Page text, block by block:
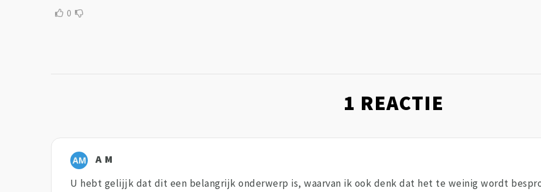
0
1 REACTIE
A M
U hebt gelijjk dat dit een belangrijk onderwerp is, waarvan ik ook denk dat het te weinig wordt